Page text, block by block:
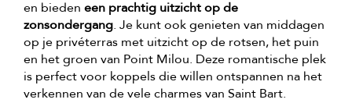
en bieden een prachtig uitzicht op de
zonsondergang. Je kunt ook genieten van middagen
op je privéterras met uitzicht op de rotsen, het puin
en het groen van Point Milou. Deze romantische plek
is perfect voor koppels die willen ontspannen na het
verkennen van de vele charmes van Saint Bart.